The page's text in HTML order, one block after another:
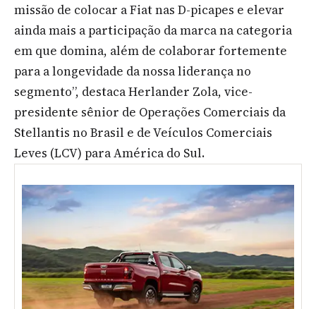
missão de colocar a Fiat nas D-picapes e elevar
ainda mais a participação da marca na categoria
em que domina, além de colaborar fortemente
para a longevidade da nossa liderança no
segmento”, destaca Herlander Zola, vice-
presidente sênior de Operações Comerciais da
Stellantis no Brasil e de Veículos Comerciais
Leves (LCV) para América do Sul.